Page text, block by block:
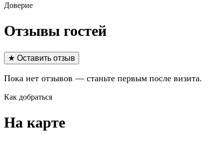
Доверие
Отзывы гостей
★ Оставить отзыв
Пока нет отзывов — станьте первым после визита.
Как добраться
На карте